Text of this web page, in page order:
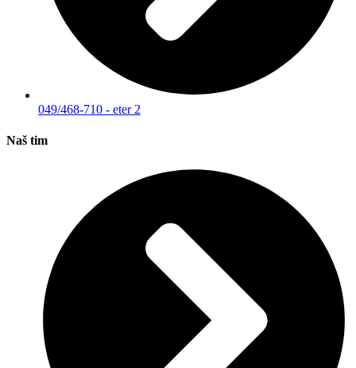
049/468-710 - eter 2
Naš tim